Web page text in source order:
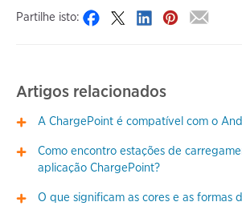
Partilhe isto:
Artigos relacionados
A ChargePoint é compatível com o
Como encontro estações de
aplicação ChargePoint?
O que significam as cores e as formas